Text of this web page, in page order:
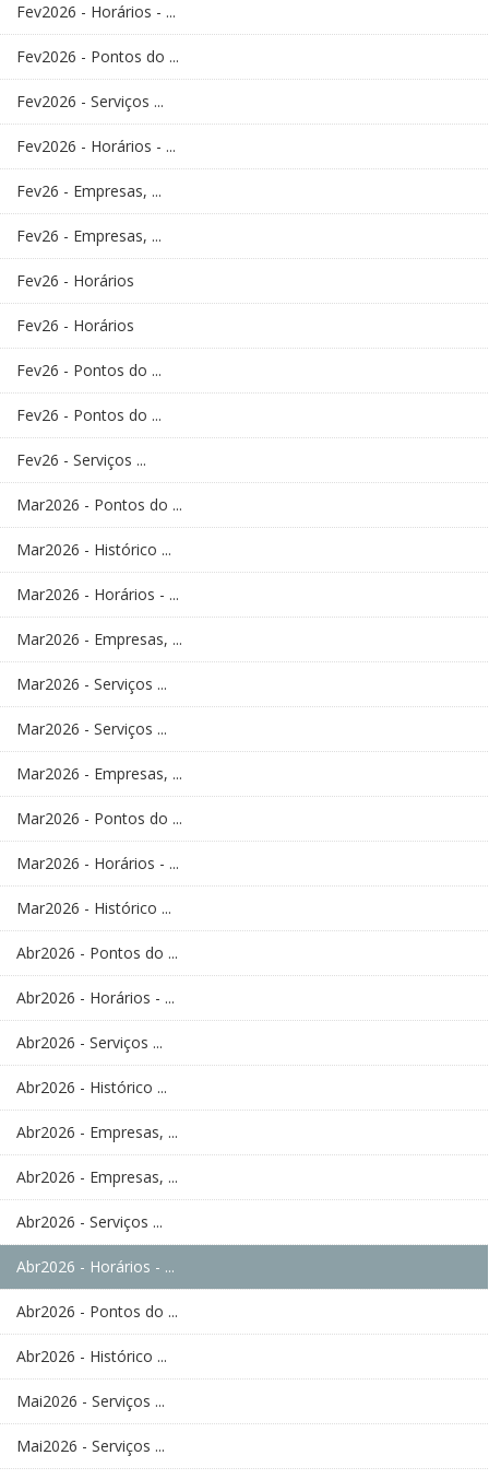
Fev2026 - Horários - ...
Fev2026 - Pontos do ...
Fev2026 - Serviços ...
Fev2026 - Horários - ...
Fev26 - Empresas, ...
Fev26 - Empresas, ...
Fev26 - Horários
Fev26 - Horários
Fev26 - Pontos do ...
Fev26 - Pontos do ...
Fev26 - Serviços ...
Mar2026 - Pontos do ...
Mar2026 - Histórico ...
Mar2026 - Horários - ...
Mar2026 - Empresas, ...
Mar2026 - Serviços ...
Mar2026 - Serviços ...
Mar2026 - Empresas, ...
Mar2026 - Pontos do ...
Mar2026 - Horários - ...
Mar2026 - Histórico ...
Abr2026 - Pontos do ...
Abr2026 - Horários - ...
Abr2026 - Serviços ...
Abr2026 - Histórico ...
Abr2026 - Empresas, ...
Abr2026 - Empresas, ...
Abr2026 - Serviços ...
Abr2026 - Horários - ...
Abr2026 - Pontos do ...
Abr2026 - Histórico ...
Mai2026 - Serviços ...
Mai2026 - Serviços ...